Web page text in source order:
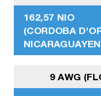
162,57 NIO
(CORDOBA
9 AWG